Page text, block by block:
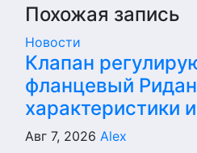
Похожая запись
Новости
Клапан
фланцевый
характеристики
Авг 7, 2026 Alex